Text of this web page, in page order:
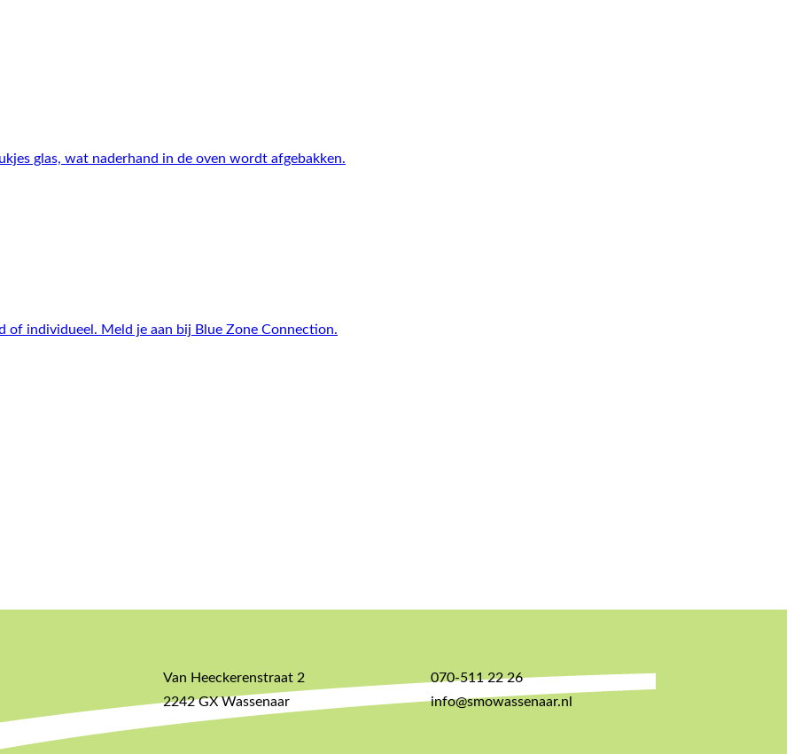
glas, wat naderhand in de oven wordt afgebakken.
of individueel. Meld je aan bij Blue Zone Connection.
Van Heeckerenstraat 2
2242 GX Wassenaar
070-511 22 26
info@smowassenaar.nl